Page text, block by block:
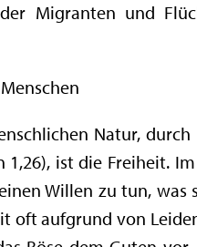
Migranten und
Natur,
1,26), ist die Freiheit.
Willen zu tun, was
oft aufgrund von